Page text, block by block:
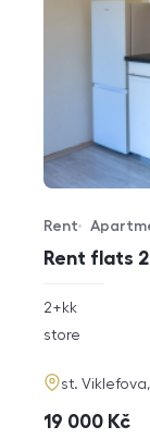
Rent flats
Offer type
Rent
Property type
rozměry
2+kk
funkce
store
adresa
st.
cena
19 000 Kč